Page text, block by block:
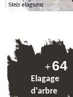
+78
Elagage
d'arbre